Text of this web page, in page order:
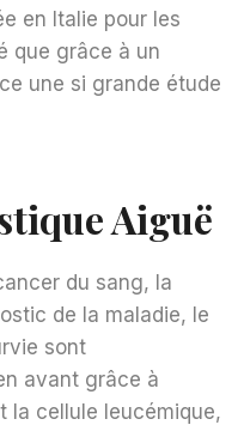
en Italie pour les
que grâce à un
une si grande étude
Aiguë
du sang, la
de la maladie, le
sont
avant grâce à
la cellule leucémique,